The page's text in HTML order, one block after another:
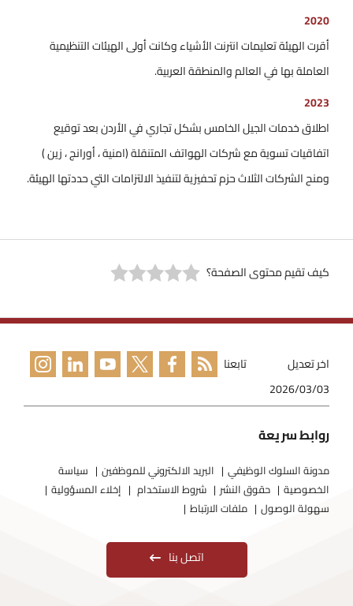
2020
أقرت الهيئة تعليمات انترنت الأشياء وكانت أولى الهيئات التنظيمية
العاملة بها في العالم والمنطقة العربية.
2023
اطلاق خدمات الجيل الخامس بشكل تجاري في الأردن بعد توقيع
اتفاقيات تسوية مع شركات الهواتف المتنقلة (امنية ، أورانج ، زين )
ومنح الشركات الثلاث حزم تحفيزية لتنفيذ الالتزامات التي حددتها الهيئة.
كيف تقيم محتوى الصفحة؟
اخر تعديل
2026/03/03
تابعنا
روابط سريعة
مدونة السلوك الوظيفي البريد الالكتروني للموظفين
سياسة
الخصوصية
حقوق النشر شروط الاستخدام
إخلاء المسؤولية
سهولة الوصول
ملفات الارتباط
اتصل بنا